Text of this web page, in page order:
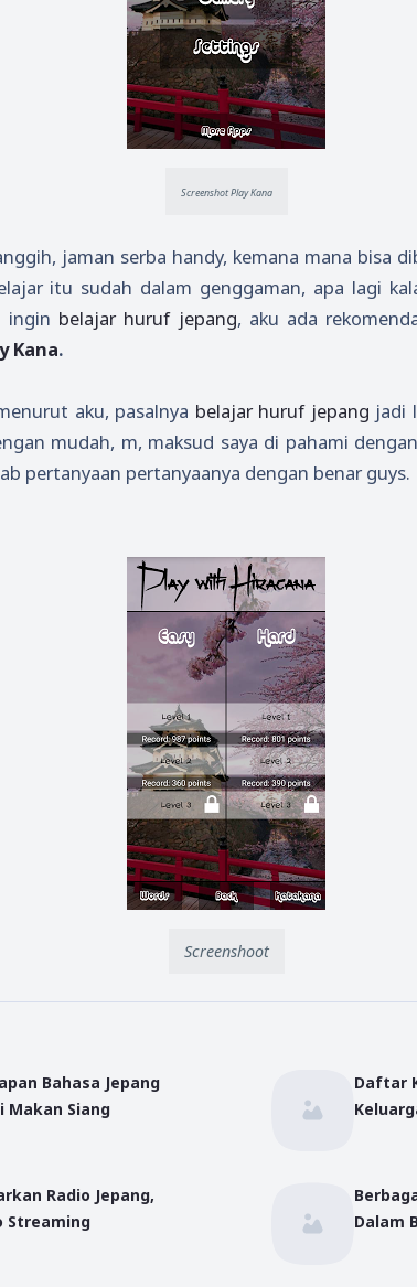
Screenshot Play Kana
jaman serba handy, kemana mana bisa
itu sudah dalam genggaman, apa lagi
ingin belajar huruf jepang, aku ada
Kana.
aku, pasalnya belajar huruf jepang jadi
mudah, m, maksud saya di pahami
pertanyaan pertanyaanya dengan benar guys.
Screenshoot
Bahasa Jepang
Makan Siang
Daftar
Radio Jepang,
Streaming
Dalam